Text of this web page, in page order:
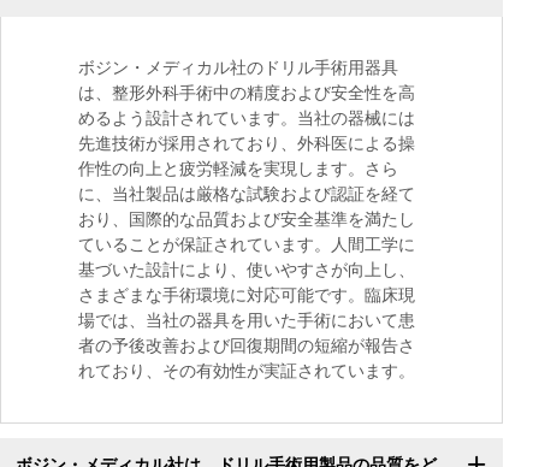
ボジン・メディカル社のドリル手術用器具
は、整形外科手術中の精度および安全性を高
めるよう設計されています。当社の器械には
先進技術が採用されており、外科医による操
作性の向上と疲労軽減を実現します。さら
に、当社製品は厳格な試験および認証を経て
おり、国際的な品質および安全基準を満たし
ていることが保証されています。人間工学に
基づいた設計により、使いやすさが向上し、
さまざまな手術環境に対応可能です。臨床現
場では、当社の器具を用いた手術において患
者の予後改善および回復期間の短縮が報告さ
れており、その有効性が実証されています。